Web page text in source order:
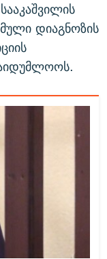
დიაგნოზის